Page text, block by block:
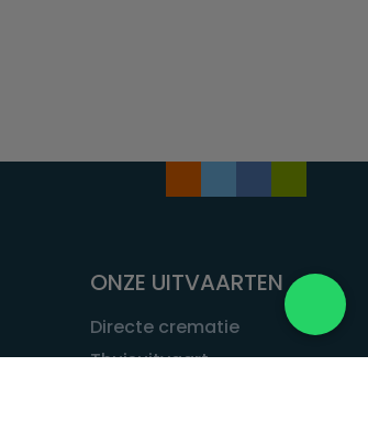
ONZE UITVAARTEN
Directe crematie
Thuisuitvaart